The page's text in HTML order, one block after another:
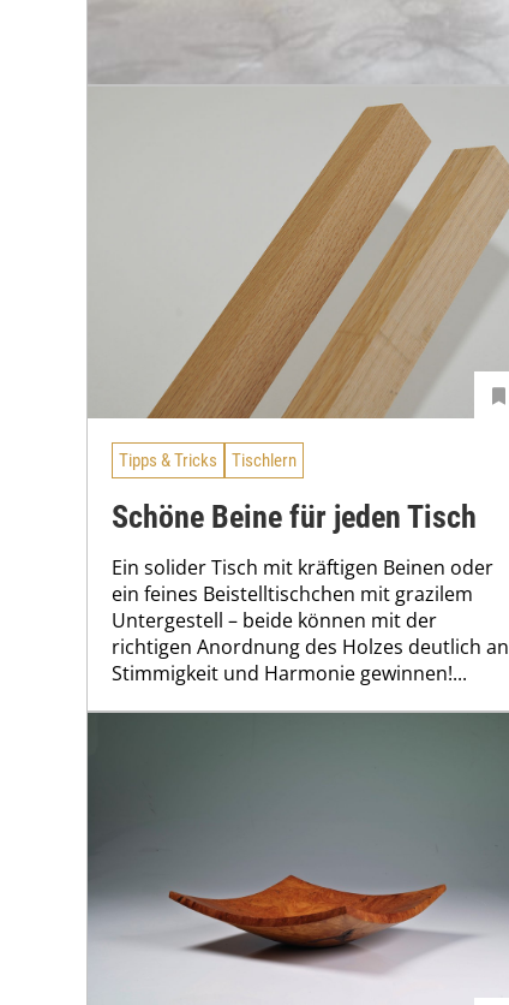
Tipps & Tricks Tischlern
Schöne Beine für jeden Tisch
Ein solider Tisch mit kräftigen Beinen oder
ein feines Beistelltischchen mit grazilem
Untergestell – beide können mit der
richtigen Anordnung des Holzes deutlich an
Stimmigkeit und Harmonie gewinnen!...